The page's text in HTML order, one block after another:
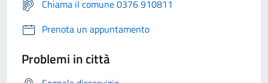
Chiama il comune 0376 910811
Prenota un appuntamento
Problemi in città